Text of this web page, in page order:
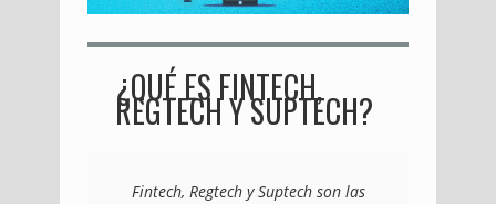
¿QUÉ ES FINTECH,
REGTECH Y SUPTECH?
Fintech, Regtech y Suptech son las